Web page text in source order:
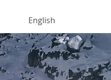
English